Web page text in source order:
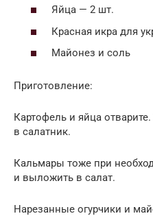
Яйца — 2 шт.
Красная икра для
Майонез и соль
Приготовление:
Картофель и яйца
в салатник.
Кальмары тоже при
и выложить в салат.
Нарезанные огурчики и